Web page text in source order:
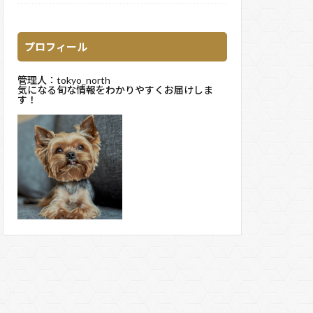
プロフィール
管理人：tokyo_north
気になる旬な情報をわかりやすくお届けしま
す！